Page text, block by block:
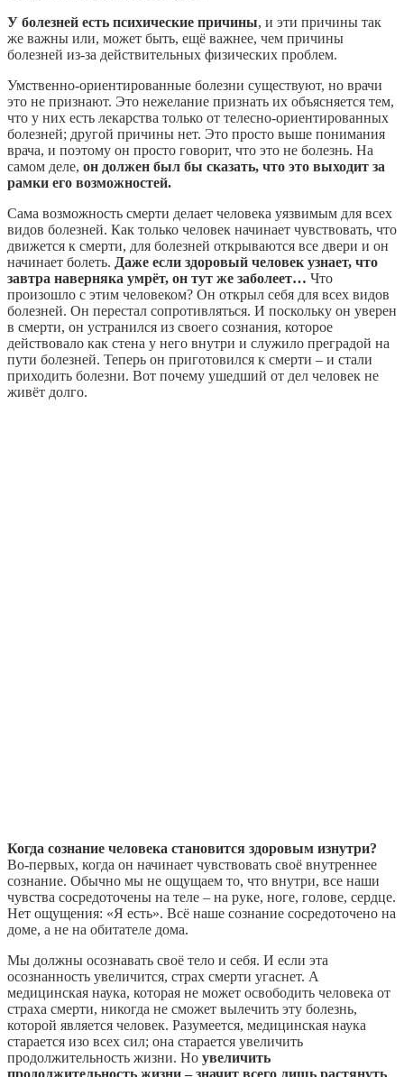
У болезней есть психические причины, и эти причины так
же важны или, может быть, ещё важнее, чем причины
болезней из-за действительных физических проблем.
Умственно-ориентированные болезни существуют, но врачи
это не признают. Это нежелание признать их объясняется тем,
что у них есть лекарства только от телесно-ориентированных
болезней; другой причины нет. Это просто выше понимания
врача, и поэтому он просто говорит, что это не болезнь. На
самом деле, он должен был бы сказать, что это выходит за
рамки его возможностей.
Сама возможность смерти делает человека уязвимым для всех
видов болезней. Как только человек начинает чувствовать, что
движется к смерти, для болезней открываются все двери и он
начинает болеть. Даже если здоровый человек узнает, что
завтра наверняка умрёт, он тут же заболеет… Что
произошло с этим человеком? Он открыл себя для всех видов
болезней. Он перестал сопротивляться. И поскольку он уверен
в смерти, он устранился из своего сознания, которое
действовало как стена у него внутри и служило преградой на
пути болезней. Теперь он приготовился к смерти – и стали
приходить болезни. Вот почему ушедший от дел человек не
живёт долго.
Когда сознание человека становится здоровым изнутри?
Во-первых, когда он начинает чувствовать своё внутреннее
сознание. Обычно мы не ощущаем то, что внутри, все наши
чувства сосредоточены на теле – на руке, ноге, голове, сердце.
Нет ощущения: «Я есть». Всё наше сознание сосредоточено на
доме, а не на обитателе дома.
Мы должны осознавать своё тело и себя. И если эта
осознанность увеличится, страх смерти угаснет. А
медицинская наука, которая не может освободить человека от
страха смерти, никогда не сможет вылечить эту болезнь,
которой является человек. Разумеется, медицинская наука
старается изо всех сил; она старается увеличить
продолжительность жизни. Но увеличить
продолжительность жизни – значит всего лишь растянуть